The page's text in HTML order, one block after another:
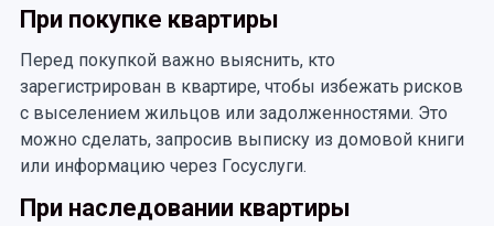
При покупке квартиры
Перед покупкой важно выяснить, кто
зарегистрирован в квартире, чтобы избежать рисков
с выселением жильцов или задолженностями. Это
можно сделать, запросив выписку из домовой книги
или информацию через Госуслуги.
При наследовании квартиры